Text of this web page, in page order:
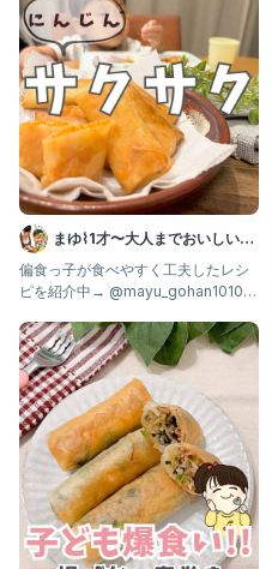
⑥春雨が柔らかくなったら水溶
とろみをつけて、粗熱をとる。
⑦春巻きの皮を半分に切って具
巻き終わりは水溶き片栗粉でと
⑧少量の油でカリッと揚げ焼き
*.゜｡:+*.゜｡:+*.゜｡:+*.゜*.゜｡:+*.゜
最後まで見ていただきありがとう
気軽にフォローしてね🍊
👉 @yuzu_kodomo.
#幼児食レシピ #幼児食 #こども
#偏食っ子 #偏食 #食べムラ
#春巻き #野菜たっぷり #白菜
#ゆずのごはん
まゆ⌇1才〜大人までおいしい偏
食改善レシピ ｜ 幼児食
偏食っ子が食べやすく工夫したレシ
ピを紹介中→ @mayu_gohan1010 ⁡